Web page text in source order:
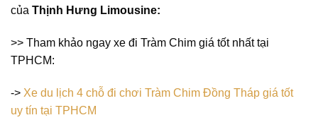
của Thịnh Hưng Limousine:
>> Tham khảo ngay xe đi Tràm Chim giá tốt nhất tại
TPHCM:
-> Xe du lịch 4 chỗ đi chơi Tràm Chim Đồng Tháp giá tốt
uy tín tại TPHCM